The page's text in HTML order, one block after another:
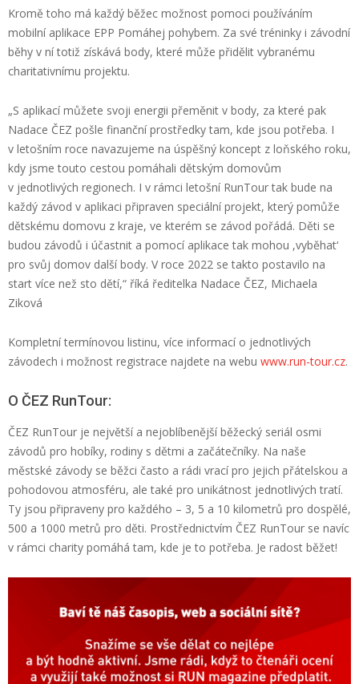
Kromě toho má každý běžec možnost pomoci používáním
mobilní aplikace EPP Pomáhej pohybem. Za své tréninky i závodní
běhy v ní totiž získává body, které může přidělit vybranému
charitativnímu projektu.
„S aplikací můžete svoji energii přeměnit v body, za které pak
Nadace ČEZ pošle finanční prostředky tam, kde jsou potřeba. I
v letošním roce navazujeme na úspěšný koncept z loňského roku,
kdy jsme touto cestou pomáhali dětským domovům
v jednotlivých regionech. I v rámci letošní RunTourtak bude na
každý závod v aplikaci připraven speciální projekt, který pomůže
dětskému domovu z kraje, ve kterém se závod pořádá. Děti se
budou závodů i účastnit a pomocí aplikace tak mohou ,vyběhat‘
pro svůj domov další body. V roce 2022 se takto postavilo na
start více než sto dětí,“ říká ředitelka Nadace ČEZ, Michaela
Ziková
Kompletní termínovou listinu, více informací o jednotlivých
závodech i možnost registrace najdete na webu www.run-tour.cz.
O ČEZ RunTour:
ČEZ RunTour je největší a nejoblíbenější běžecký seriál osmi
závodů pro hobíky, rodiny s dětmi a začátečníky. Na naše
městské závody se běžci často a rádi vrací pro jejich přátelskou a
pohodovou atmosféru, ale také pro unikátnost jednotlivých tratí.
Ty jsou připraveny pro každého – 3, 5 a 10 kilometrů pro dospělé,
500 a 1000 metrů pro děti. Prostřednictvím ČEZ RunTour se navíc
v rámci charity pomáhá tam, kde je to potřeba. Je radost běžet!